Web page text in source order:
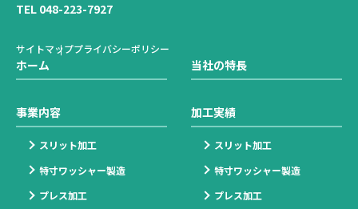
TEL 048-223-7927
サイトマッププライバシーポリシー
ホーム 当社の特長
事業内容
スリット加工
特寸ワッシャー製造
プレス加工
加工実績
スリット加工
特寸ワッシャー製造
プレス加工